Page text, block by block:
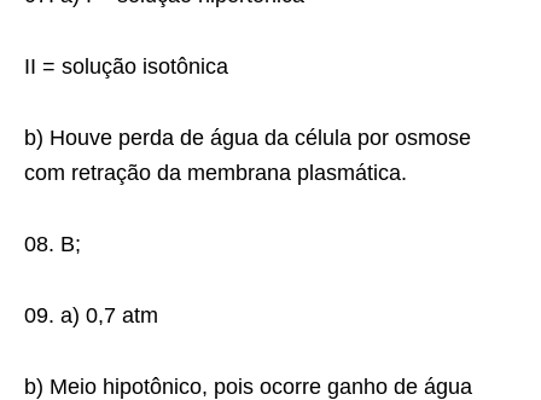
II = solução isotônica
b) Houve perda de água da célula por osmose
com retração da membrana plasmática.
08. B;
09. a) 0,7 atm
b) Meio hipotônico, pois ocorre ganho de água